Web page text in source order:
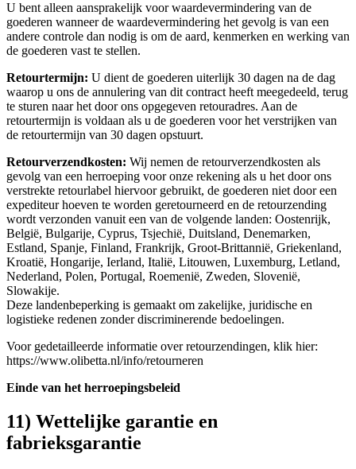
U bent alleen aansprakelijk voor waardevermindering van de
goederen wanneer de waardevermindering het gevolg is van een
andere controle dan nodig is om de aard, kenmerken en werking van
de goederen vast te stellen.
Retourtermijn: U dient de goederen uiterlijk 30 dagen na de dag
waarop u ons de annulering van dit contract heeft meegedeeld, terug
te sturen naar het door ons opgegeven retouradres. Aan de
retourtermijn is voldaan als u de goederen voor het verstrijken van
de retourtermijn van 30 dagen opstuurt.
Retourverzendkosten: Wij nemen de retourverzendkosten als
gevolg van een herroeping voor onze rekening als u het door ons
verstrekte retourlabel hiervoor gebruikt, de goederen niet door een
expediteur hoeven te worden geretourneerd en de retourzending
wordt verzonden vanuit een van de volgende landen: Oostenrijk,
België, Bulgarije, Cyprus, Tsjechië, Duitsland, Denemarken,
Estland, Spanje, Finland, Frankrijk, Groot-Brittannië, Griekenland,
Kroatië, Hongarije, Ierland, Italië, Litouwen, Luxemburg, Letland,
Nederland, Polen, Portugal, Roemenië, Zweden, Slovenië,
Slowakije.
Deze landenbeperking is gemaakt om zakelijke, juridische en
logistieke redenen zonder discriminerende bedoelingen.
Voor gedetailleerde informatie over retourzendingen, klik hier:
https://www.olibetta.nl/info/retourneren
Einde van het herroepingsbeleid
11) Wettelijke garantie en
fabrieksgarantie